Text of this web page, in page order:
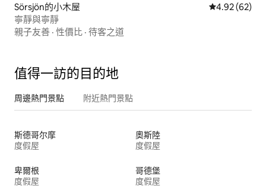
Sörsjön的小木屋 從 62 則評價
4.92 (62)
寧靜與寧靜
親子友善 · 性價比 · 待客之道
值得一訪的目的地
周邊熱門景點 附近熱門景點
斯德哥尔摩
度假屋
奧斯陸
度假屋
卑爾根
度假屋
哥德堡
度假屋